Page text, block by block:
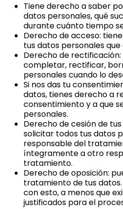
Tiene derecho a saber
datos personales, qué
durante cuánto tiempo
Derecho de acceso:
tus datos personales
Derecho de
completar, rectificar,
personales cuando lo
Si nos das tu
datos, tienes derecho a
consentimiento y a que
personales.
Derecho de cesión de
solicitar todos tus datos
responsable del
íntegramente a otro
tratamiento.
Derecho de oposición:
tratamiento de tus
con esto, a menos que
justificados para el